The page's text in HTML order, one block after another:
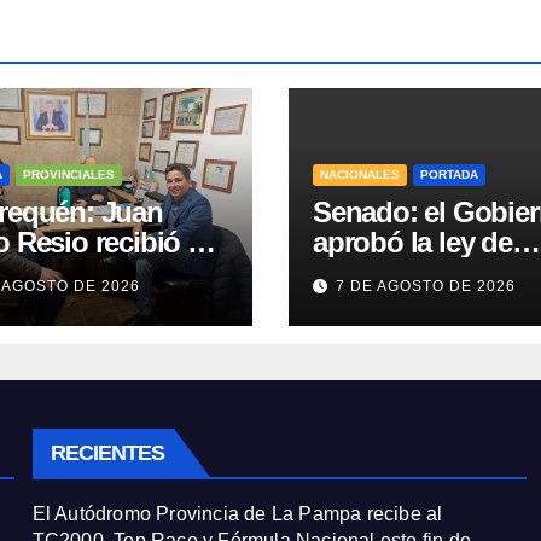
PROVINCIALES
Juan
Resio recibió al
de Obras
y al
de Vialidad
DE 2026
NACIONALES PORTADA
Senado: el
aprobó la ley de
propiedad
pero tuvo que
otro capítulo
7 DE AGOSTO DE 2026
RECIENTES
El Autódromo Provincia de La Pampa recibe al